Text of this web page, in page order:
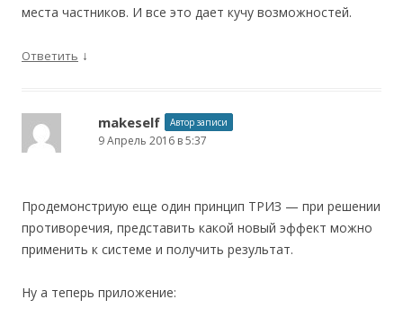
места частников. И все это дает кучу возможностей.
Ответить ↓
makeself Автор записи
9 Апрель 2016 в 5:37
Продемонстриую еще один принцип ТРИЗ — при решении
противоречия, представить какой новый эффект можно
применить к системе и получить результат.
Ну а теперь приложение: